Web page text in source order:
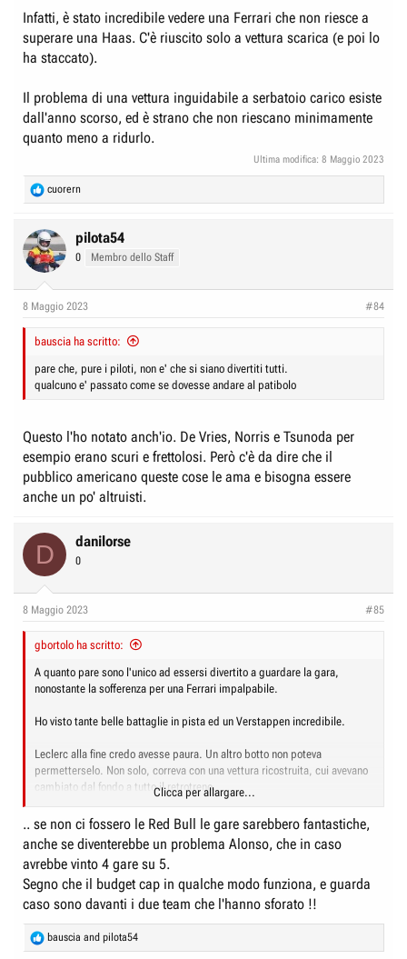
Infatti, è stato incredibile vedere una Ferrari che non riesce a
superare una Haas. C'è riuscito solo a vettura scarica (e poi lo
ha staccato).
Il problema di una vettura inguidabile a serbatoio carico esiste
dall'anno scorso, ed è strano che non riescano minimamente
quanto meno a ridurlo.
Ultima modifica: 8 Maggio 2023
R
e
c
t
i
s
cuorern
pilota54
0 Membro dello Staff
8 Maggio 2023 #84
bauscia ha scritto:
pare che, pure i piloti, non e' che si siano divertiti tutti.
qualcuno e' passato come se dovesse andare al patibolo
Questo l'ho notato anch'io. De Vries, Norris e Tsunoda per
esempio erano scuri e frettolosi. Però c'è da dire che il
pubblico americano queste cose le ama e bisogna essere
anche un po' altruisti.
D danilorse
0
8 Maggio 2023 #85
gbortolo ha scritto:
A quanto pare sono l'unico ad essersi divertito a guardare la gara,
nonostante la sofferenza per una Ferrari impalpabile.
Ho visto tante belle battaglie in pista ed un Verstappen incredibile.
Leclerc alla fine credo avesse paura. Un altro botto non poteva
permetterselo. Non solo, correva con una vettura ricostruita, cui avevano
cambiato dal fondo a tutto il retrotreno.
Un paio di giri di verifica prima della gara non aiutano a prendere fiducia.
Se l'è dovuta ricostruire in gara ... senza rete.
Mi dicono fosse anche dolorante al collo perché la botta di sabato è stata
importante.
Un'ultima annotazione:
i dati sul pubblico della F1 dicono che il 40% è formato da donne e un
Per loro i nostri miti degli anni '80 e '90 ma anche '00 sono come le foto
dei nonni e dei bisnonni appese alle pareti.
Clicca per allargare...
.. se non ci fossero le Red Bull le gare sarebbero fantastiche,
anche se diventerebbe un problema Alonso, che in caso
avrebbe vinto 4 gare su 5.
Segno che il budget cap in qualche modo funziona, e guarda
caso sono davanti i due team che l'hanno sforato !!
R
e
bauscia and pilota54